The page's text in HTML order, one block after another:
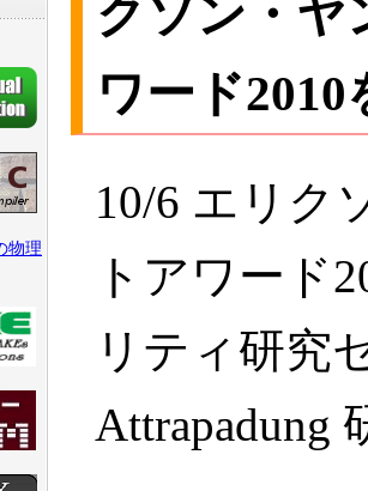
クソン・ヤ
ワード2010
10/6 エリク
トアワード
リティ研究
Attrapadung